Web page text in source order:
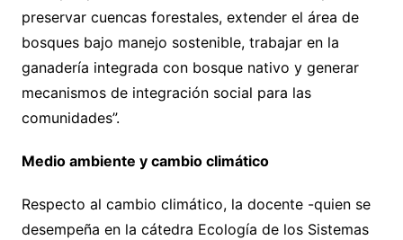
preservar cuencas forestales, extender el área de
bosques bajo manejo sostenible, trabajar en la
ganadería integrada con bosque nativo y generar
mecanismos de integración social para las
comunidades”.
Medio ambiente y cambio climático
Respecto al cambio climático, la docente -quien se
desempeña en la cátedra Ecología de los Sistemas